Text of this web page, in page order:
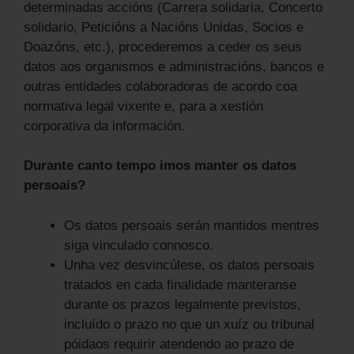
determinadas accións (Carrera solidaria, Concerto
solidario, Peticións a Nacións Unidas, Socios e
Doazóns, etc.), procederemos a ceder os seus
datos aos organismos e administracións, bancos e
outras entidades colaboradoras de acordo coa
normativa legal vixente e, para a xestión
corporativa da información.
Durante canto tempo imos manter os datos
persoais?
Os datos persoais serán mantidos mentres
siga vinculado connosco.
Unha vez desvincúlese, os datos persoais
tratados en cada finalidade manteranse
durante os prazos legalmente previstos,
incluído o prazo no que un xuíz ou tribunal
póidaos requirir atendendo ao prazo de